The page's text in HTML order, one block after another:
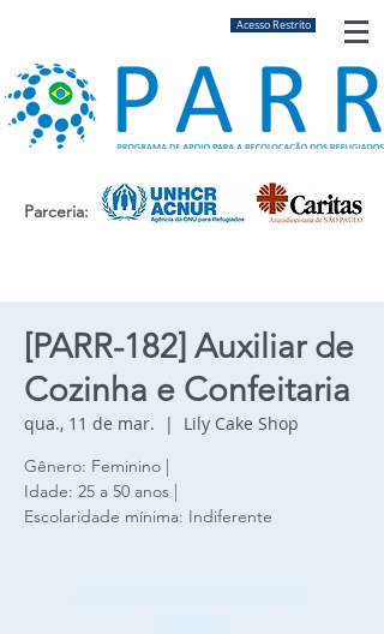
Acesso Restrito
Parceria:
[PARR-182] Auxiliar de
Cozinha e Confeitaria
qua., 11 de mar.
  |
Lily Cake Shop
Gênero: Feminino |
Idade: 25 a 50 anos |
Escolaridade mínima: Indiferente